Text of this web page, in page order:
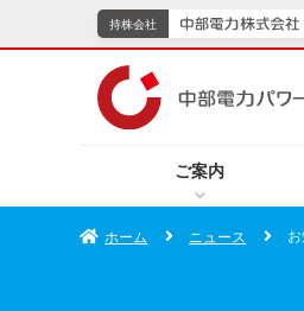
ご案内
持株会社
持株
TOPページへ
ホーム ニュース